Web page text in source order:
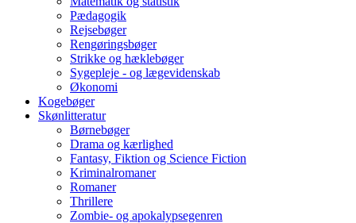
Pædagogik
Rejsebøger
Rengøringsbøger
Strikke og hæklebøger
Sygepleje - og lægevidenskab
Økonomi
Kogebøger
Skønlitteratur
Børnebøger
Drama og kærlighed
Fantasy, Fiktion og Science Fiction
Kriminalromaner
Romaner
Thrillere
Zombie- og apokalypsegenren